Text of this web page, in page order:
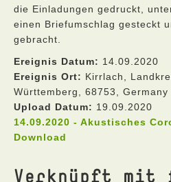
die Einladungen gedruckt,
einen Briefumschlag gesteckt
gebracht.
Ereignis Datum: 14.09.2020
Ereignis Ort: Kirrlach,
Württemberg, 68753, Germany
Upload Datum: 19.09.2020
14.09.2020 - Akustisches
Download
Verknüpft mit